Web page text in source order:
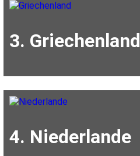
3. Griechenland
4. Niederlande